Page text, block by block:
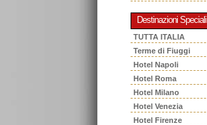
Destinazioni Speciali
TUTTA ITALIA
Terme di Fiuggi
Hotel Napoli
Hotel Roma
Hotel Milano
Hotel Venezia
Hotel Firenze